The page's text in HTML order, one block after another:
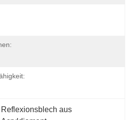
Reflexionsblech aus